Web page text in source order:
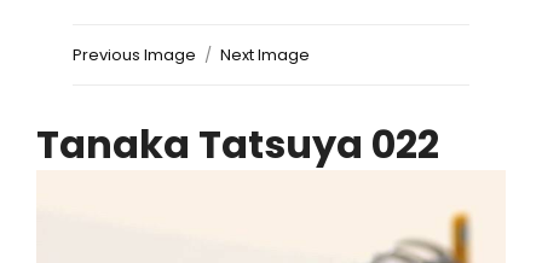
Previous Image Next Image
Tanaka Tatsuya 022